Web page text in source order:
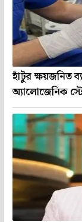
হাঁটুর ক্ষয়জনিত
অ্যালোজেনিক